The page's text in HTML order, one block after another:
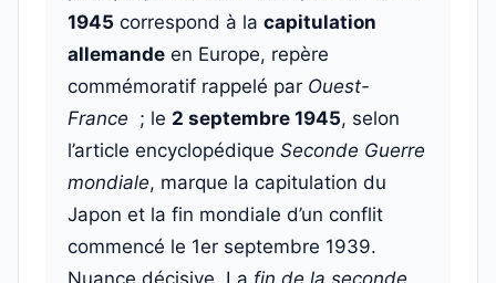
1945 correspond à la capitulation
allemande en Europe, repère
commémoratif rappelé par Ouest-
France ; le 2 septembre 1945, selon
l’article encyclopédique Seconde Guerre
mondiale, marque la capitulation du
Japon et la fin mondiale d’un conflit
commencé le 1er septembre 1939.
Nuance décisive. La fin de la seconde